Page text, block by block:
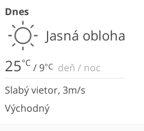
Dnes
Jasná obloha
25°C / 9°C deň / noc
Slabý vietor, 3m/s
Východný